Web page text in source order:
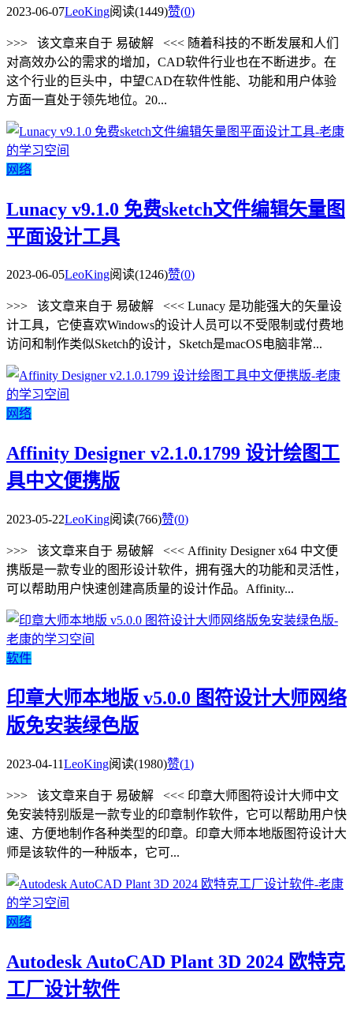
2023-06-07LeoKing阅读(1449)赞(0)
>>> 该文章来自于 易破解 <<< 随着科技的不断发展和人们
对高效办公的需求的增加，CAD软件行业也在不断进步。在
这个行业的巨头中，中望CAD在软件性能、功能和用户体验
方面一直处于领先地位。20...
网络
Lunacy v9.1.0 免费sketch文件编辑矢量图
平面设计工具
2023-06-05LeoKing阅读(1246)赞(0)
>>> 该文章来自于 易破解 <<< Lunacy 是功能强大的矢量设
计工具，它使喜欢Windows的设计人员可以不受限制或付费地
访问和制作类似Sketch的设计，Sketch是macOS电脑非常...
网络
Affinity Designer v2.1.0.1799 设计绘图工
具中文便携版
2023-05-22LeoKing阅读(766)赞(0)
>>> 该文章来自于 易破解 <<< Affinity Designer x64 中文便
携版是一款专业的图形设计软件，拥有强大的功能和灵活性，
可以帮助用户快速创建高质量的设计作品。Affinity...
软件
印章大师本地版 v5.0.0 图符设计大师网络
版免安装绿色版
2023-04-11LeoKing阅读(1980)赞(1)
>>> 该文章来自于 易破解 <<< 印章大师图符设计大师中文
免安装特别版是一款专业的印章制作软件，它可以帮助用户快
速、方便地制作各种类型的印章。印章大师本地版图符设计大
师是该软件的一种版本，它可...
网络
Autodesk AutoCAD Plant 3D 2024 欧特克
工厂设计软件